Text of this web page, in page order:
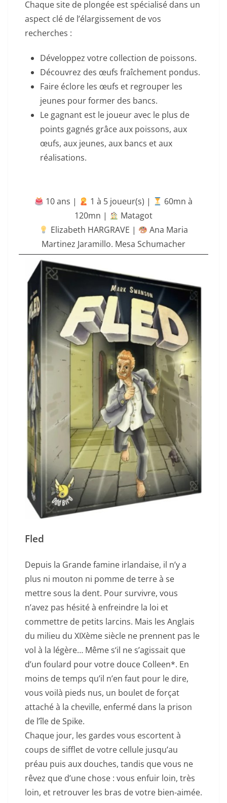
Chaque site de plongée est spécialisé dans un
aspect clé de l’élargissement de vos
recherches :
Développez votre collection de poissons.
Découvrez des œufs fraîchement pondus.
Faire éclore les œufs et regrouper les
jeunes pour former des bancs.
Le gagnant est le joueur avec le plus de
points gagnés grâce aux poissons, aux
œufs, aux jeunes, aux bancs et aux
réalisations.
10 ans | ‍ 1 à 5 joueur(s) |
60mn à
120mn |
Matagot
Elizabeth HARGRAVE |
Ana Maria
Martinez Jaramillo. Mesa Schumacher
Fled
Depuis la Grande famine irlandaise, il n’y a
plus ni mouton ni pomme de terre à se
mettre sous la dent. Pour survivre, vous
n’avez pas hésité à enfreindre la loi et
commettre de petits larcins. Mais les Anglais
du milieu du XIXème siècle ne prennent pas le
vol à la légère… Même s‘il ne s’agissait que
d’un foulard pour votre douce Colleen*. En
moins de temps qu’il n’en faut pour le dire,
vous voilà pieds nus, un boulet de forçat
attaché à la cheville, enfermé dans la prison
de l’île de Spike.
Chaque jour, les gardes vous escortent à
coups de sifflet de votre cellule jusqu’au
préau puis aux douches, tandis que vous ne
rêvez que d’une chose : vous enfuir loin, très
loin, et retrouver les bras de votre bien-aimée.